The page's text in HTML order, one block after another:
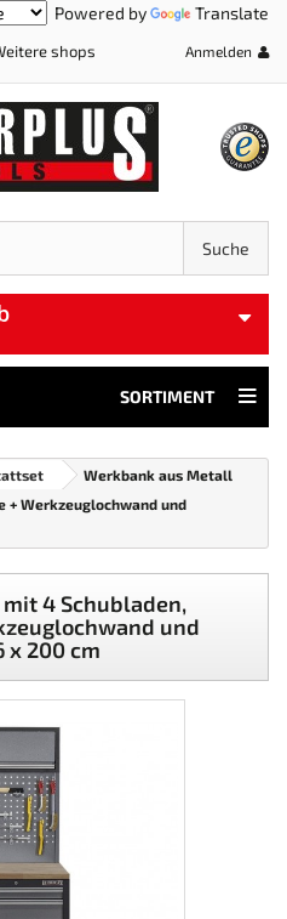
Powered by Translate
shops Anmelden
Suche
SORTIMENT
Werkbank aus Metall
+ Werkzeuglochwand und
4 Schubladen,
und
x 200 cm